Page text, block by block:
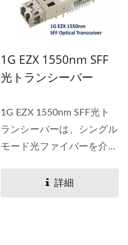
1G EZX 1550nm SFF
光トランシーバー
1G EZX 1550nm SFF光ト
ランシーバーは、シングル
モード光ファイバーを介し
スデータリンクのために特
詳細